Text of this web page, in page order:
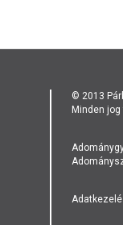
© 2013
Minden